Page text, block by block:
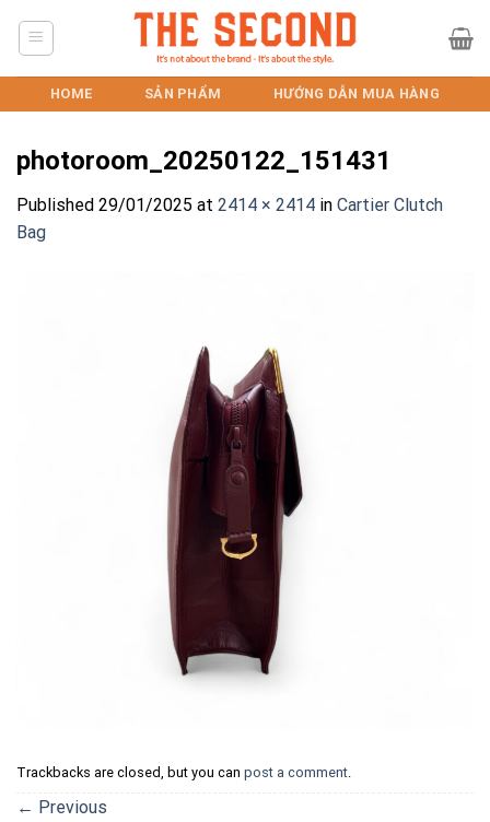
HOME SẢN PHẨM HƯỚNG DẪN MUA HÀNG
photoroom_20250122_151431
Published 29/01/2025 at 2414 × 2414 in Cartier Clutch
Bag
Trackbacks are closed, but you can post a comment.
← Previous